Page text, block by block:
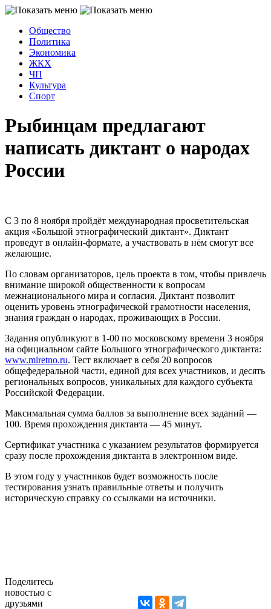
Общество
Политика
Экономика
ЖКХ
ЧП
Культура
Спорт
Рыбинцам предлагают
написать диктант о народах
России
С 3 по 8 ноября пройдёт международная просветительская
акция «Большой этнографический диктант». Диктант
проведут в онлайн-формате, а участвовать в нём смогут все
желающие.
По словам организаторов, цель проекта в том, чтобы привлечь
внимание широкой общественности к вопросам
межнационального мира и согласия. Диктант позволит
оценить уровень этнографической грамотности населения,
знания граждан о народах, проживающих в России.
Задания опубликуют в 1-00 по московскому времени 3 ноября
на официальном сайте Большого этнографического диктанта:
www.miretno.ru. Тест включает в себя 20 вопросов
общефедеральной части, единой для всех участников, и десять
региональных вопросов, уникальных для каждого субъекта
Российской Федерации.
Максимальная сумма баллов за выполнение всех заданий —
100. Время прохождения диктанта — 45 минут.
Сертификат участника с указанием результатов формируется
сразу после прохождения диктанта в электронном виде.
В этом году у участников будет возможность после
тестирования узнать правильные ответы и получить
историческую справку со ссылками на источники.
Поделитесь
новостью с
друзьями